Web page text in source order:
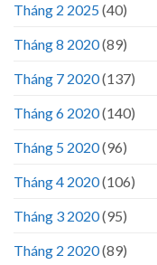
Tháng 2 2025(40)
Tháng 8 2020(89)
Tháng 7 2020(137)
Tháng 6 2020(140)
Tháng 5 2020(96)
Tháng 4 2020(106)
Tháng 3 2020(95)
Tháng 2 2020(89)